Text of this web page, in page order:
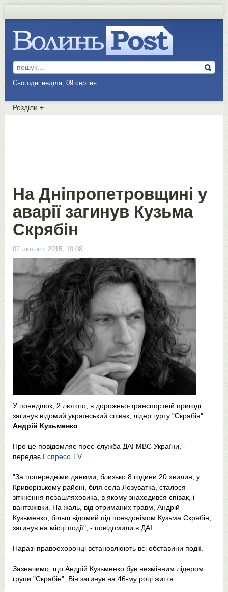
Сьогодні неділя, 09 серпня
Розділи +
На Дніпропетровщині у
аварії загинув Кузьма
Скрябін
02 лютого, 2015, 10:08
У понеділок, 2 лютого, в дорожньо-транспортній пригоді
загинув відомий український співак, лідер гурту "Скрябін"
Андрій Кузьменко
Про це повідомляє прес-служба ДАІ МВС України, -
передає Еспресо.TV.
"За попередніми даними, близько 8 години 20 хвилин, у
Криворізькому районі, біля села Лозуватка, сталося
зіткнення позашляховика, в якому знаходився співак, і
вантажівки. На жаль, від отриманих травм, Андрій
Кузьменко, більш відомий під псевдонімом Кузьма Скрябін,
загинув на місці події", - повідомили в ДАІ.
Наразі правоохоронці встановлюють всі обставини події.
Зазначимо, що Андрій Кузьменко був незмінним лідером
групи "Скрябін". Він загинув на 46-му році життя.